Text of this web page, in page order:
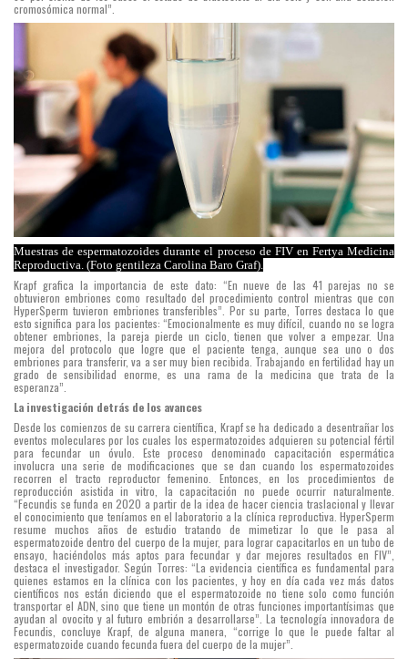
cromosómica normal”.
Muestras de espermatozoides durante el proceso de FIV en Fertya Medicina
Reproductiva. (Foto gentileza Carolina Baro Graf).
Krapf grafica la importancia de este dato: “En nueve de las 41 parejas no se
obtuvieron embriones como resultado del procedimiento control mientras que con
HyperSperm tuvieron embriones transferibles”. Por su parte, Torres destaca lo que
esto significa para los pacientes: “Emocionalmente es muy difícil, cuando no se logra
obtener embriones, la pareja pierde un ciclo, tienen que volver a empezar. Una
mejora del protocolo que logre que el paciente tenga, aunque sea uno o dos
embriones para transferir, va a ser muy bien recibida. Trabajando en fertilidad hay un
grado de sensibilidad enorme, es una rama de la medicina que trata de la
esperanza”.
La investigación detrás de los avances
Desde los comienzos de su carrera científica, Krapf se ha dedicado a desentrañar los
eventos moleculares por los cuales los espermatozoides adquieren su potencial fértil
para fecundar un óvulo. Este proceso denominado capacitación espermática
involucra una serie de modificaciones que se dan cuando los espermatozoides
recorren el tracto reproductor femenino. Entonces, en los procedimientos de
reproducción asistida in vitro, la capacitación no puede ocurrir naturalmente.
“Fecundis se funda en 2020 a partir de la idea de hacer ciencia traslacional y llevar
el conocimiento que teníamos en el laboratorio a la clínica reproductiva. HyperSperm
resume muchos años de estudio tratando de mimetizar lo que le pasa al
espermatozoide dentro del cuerpo de la mujer, para lograr capacitarlos en un tubo de
ensayo, haciéndolos más aptos para fecundar y dar mejores resultados en FIV”,
destaca el investigador. Según Torres: “La evidencia científica es fundamental para
quienes estamos en la clínica con los pacientes, y hoy en día cada vez más datos
científicos nos están diciendo que el espermatozoide no tiene solo como función
transportar el ADN, sino que tiene un montón de otras funciones importantísimas que
ayudan al ovocito y al futuro embrión a desarrollarse”. La tecnología innovadora de
Fecundis, concluye Krapf, de alguna manera, “corrige lo que le puede faltar al
espermatozoide cuando fecunda fuera del cuerpo de la mujer”.
CONICET
actualmente
cuenta
once
bebés
nacidos
como
resultado
de
los
ensayos
realizados
con
su
tecnología
HyperSperm.
Esta
tecnología
se
basa
en
reproducir
vitro